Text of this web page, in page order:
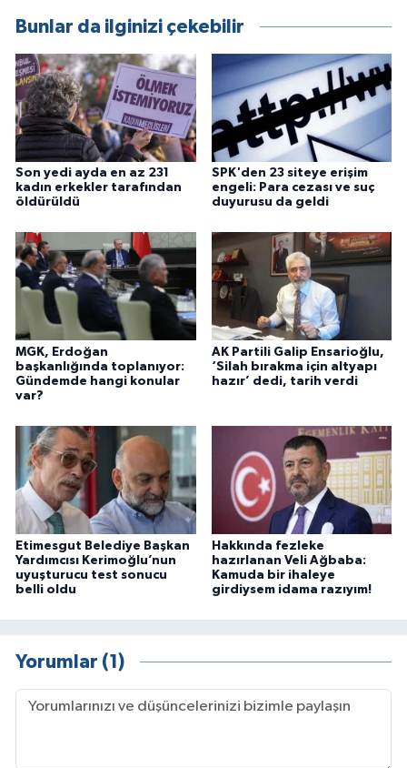
Bunlar da ilginizi çekebilir
Son yedi ayda en az 231
kadın erkekler tarafından
öldürüldü
SPK'den 23 siteye erişim
engeli: Para cezası ve suç
duyurusu da geldi
MGK, Erdoğan
başkanlığında toplanıyor:
Gündemde hangi konular
var?
AK Partili Galip Ensarioğlu,
‘Silah bırakma için altyapı
hazır’ dedi, tarih verdi
Etimesgut Belediye Başkan
Yardımcısı Kerimoğlu’nun
uyuşturucu test sonucu
belli oldu
Hakkında fezleke
hazırlanan Veli Ağbaba:
Kamuda bir ihaleye
girdiysem idama razıyım!
Yorumlar (1)